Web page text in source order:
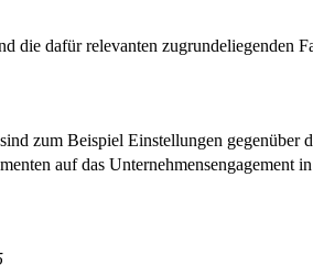
dafür relevanten zugrundeliegenden
zum Beispiel Einstellungen gegenüber
auf das